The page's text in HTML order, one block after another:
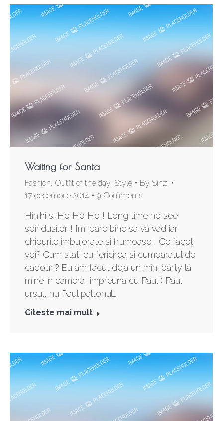
Waiting for Santa
Fashion, Outfit of the day, Style By Sinzi
17 decembrie 2014
9 Comments
Hihihi si Ho Ho Ho ! Long time no see,
spiridusilor ! Imi pare bine sa va vad iar
chipurile imbujorate si frumoase ! Ce faceti
voi? Cum stati cu fericirea si cumparatul de
cadouri? Eu am facut deja un mini party la
mine in camera, impreuna cu Paul ( Paul
ursul, nu Paul paltonul…
Citeste mai mult